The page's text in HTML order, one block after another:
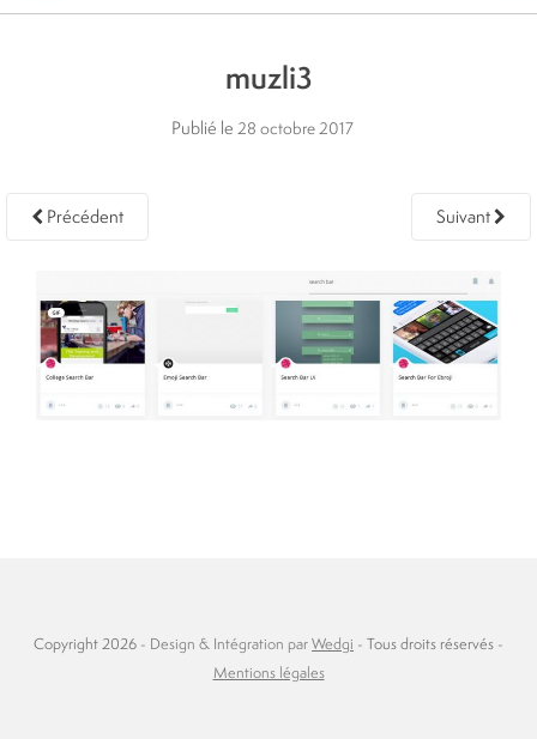
muzli3
Publié le 28 octobre 2017
Précédent Suivant
Copyright 2026 - Design & Intégration parWedgi - Tous droits réservés -
Mentions légales